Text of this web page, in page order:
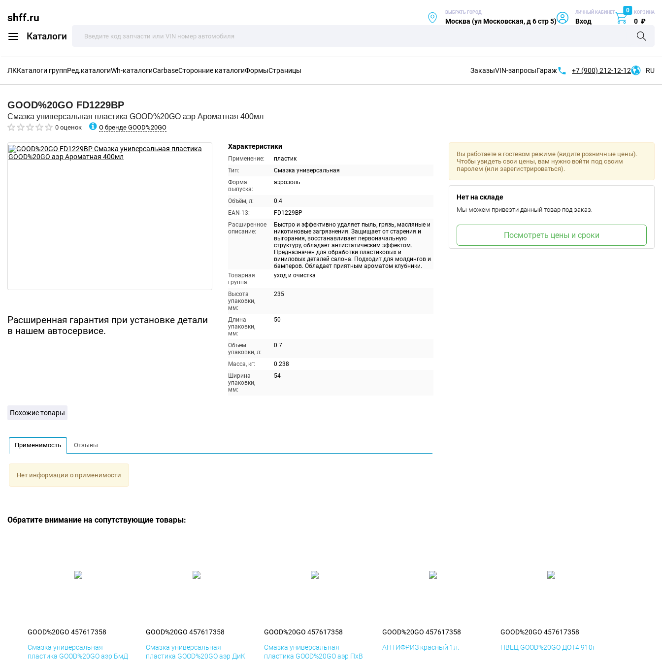
shff.ru
Каталоги
ВЫБРАТЬ ГОРОД
Москва (ул Московская, д 6 стр 5)
ЛИЧНЫЙ КАБИНЕТ
Вход
0 КОРЗИНА
0 ₽
ЛККаталоги группРед.каталогиWh-каталогиCarbaseСторонние каталогиФормыСтраницы ЗаказыVIN-запросыГараж +7 (900) 212-12-12 RU
GOOD%20GO FD1229BP
Смазка универсальная пластика GOOD%20GO аэр Ароматная 400мл
0 оценок О бренде GOOD%20GO
Расширенная гарантия при установке детали
в нашем автосервисе.
Характеристики
Применение:
пластик
Тип:
Смазка универсальная
Форма
выпуска:
аэрозоль
Объём, л:
0.4
EAN-13:
FD1229BP
Расширенное
описание:
Быстро и эффективно удаляет пыль, грязь, масляные и
никотиновые загрязнения. Защищает от старения и
выгорания, восстанавливает первоначальную
структуру, обладает антистатическим эффектом.
Предназначен для обработки пластиковых и
виниловых деталей салона. Подходит для молдингов и
бамперов. Обладает приятным ароматом клубники.
Товарная
группа:
уход и очистка
Высота
упаковки,
мм:
235
Длина
упаковки,
мм:
50
Объем
упаковки, л:
0.7
Масса, кг:
0.238
Ширина
упаковки,
мм:
54
Вы работаете в гостевом режиме (видите розничные цены).
Чтобы увидеть свои цены, вам нужно войти под своим
паролем (или зарегистрироваться).
Нет на складе
Мы можем привезти данный товар под заказ.
Посмотреть цены и сроки
Похожие товары
Применимость Отзывы
Нет информации о применимости
Обратите внимание на сопутствующие товары:
GOOD%20GO 457617358
Смазка универсальная
пластика GOOD%20GO аэр БмД
GOOD%20GO 457617358
Смазка универсальная
пластика GOOD%20GO аэр ДиК
GOOD%20GO 457617358
Смазка универсальная
пластика GOOD%20GO аэр ПхВ
GOOD%20GO 457617358
АНТИФРИЗ красный 1л.
GOOD%20GO 457617358
ПВЕЦ GOOD%20GO ДОТ4 910г